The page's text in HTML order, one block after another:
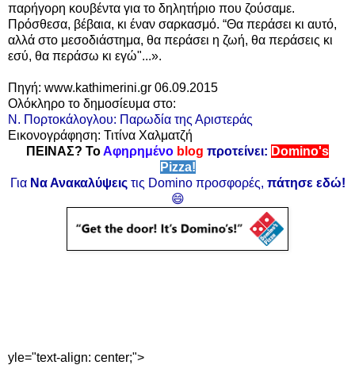
παρήγορη κουβέντα για το δηλητήριο που ζούσαμε.
Πρόσθεσα, βέβαια, κι έναν σαρκασμό. “Θα περάσει κι αυτό,
αλλά στο μεσοδιάστημα, θα περάσει η ζωή, θα περάσεις κι
εσύ, θα περάσω κι εγώ"...».
Πηγή: www.kathimerini.gr 06.09.2015
Ολόκληρο το δημοσίευμα στο:
Ν. Πορτοκάλογλου: Παρωδία της Αριστεράς
Εικονογράφηση: Τιτίνα Χαλματζή
ΠΕΙΝΑΣ? ΤοΑφηρημένο blog προτείνει: Domino's
Pizza!
Για Να Ανακαλύψειςτις Domino προσφορές, πάτησε εδώ!
😄
yle="text-align: center;">